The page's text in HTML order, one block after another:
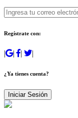
Regístrate con:
| | | |
¿Ya tienes cuenta?
Iniciar Sesión